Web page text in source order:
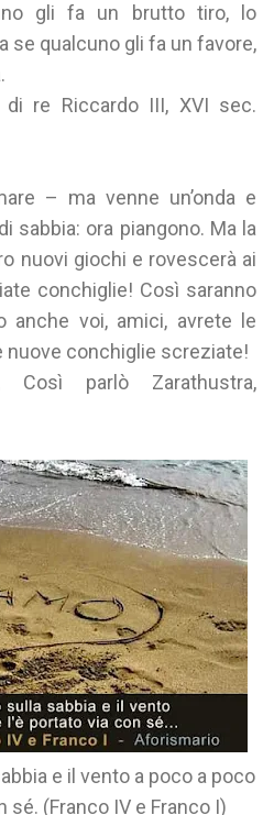
gli fa un brutto tiro, lo
se qualcuno gli fa un favore,
di re Riccardo III, XVI sec.
– ma venne un’onda e
sabbia: ora piangono. Ma la
nuovi giochi e rovescerà ai
conchiglie! Così saranno
anche voi, amici, avrete le
conchiglie screziate!
Così parlò Zarathustra,
e il vento a poco a poco
sé. (Franco IV e Franco I)